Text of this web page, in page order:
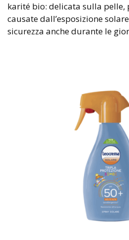
karité bio: delicata sulla pelle,
causate dall’esposizione
sicurezza anche durante le